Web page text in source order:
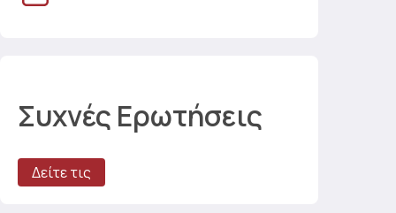
Συχνές Ερωτήσεις
Δείτε τις